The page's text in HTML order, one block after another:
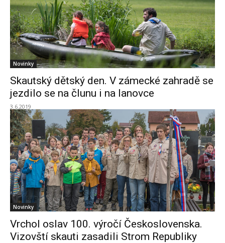
Novinky
Skautský dětský den. V zámecké zahradě se
jezdilo se na člunu i na lanovce
3.6.2019
Novinky
Vrchol oslav 100. výročí Československa.
Vizovští skauti zasadili Strom Republiky